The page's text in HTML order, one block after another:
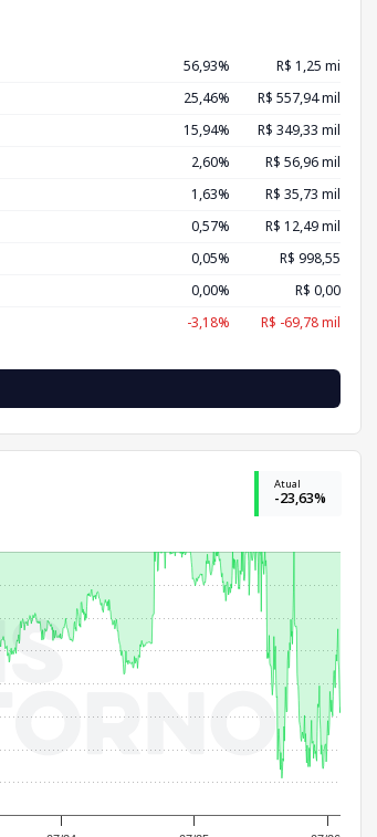
56,93%
R$ 1,25 mi
25,46%
R$ 557,94 mil
15,94%
R$ 349,33 mil
2,60%
R$ 56,96 mil
1,63%
R$ 35,73 mil
0,57%
R$ 12,49 mil
0,05%
R$ 998,55
0,00%
R$ 0,00
-3,18% R$ -69,78 mil
Atual
-23,63%